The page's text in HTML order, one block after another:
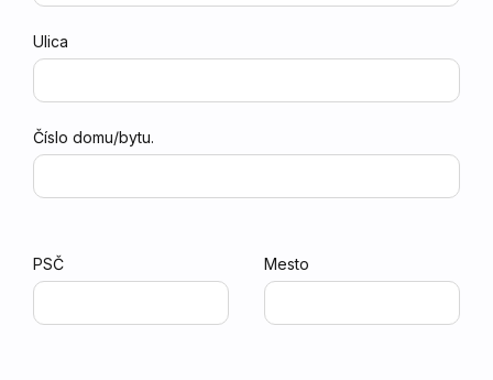
Ulica
Číslo domu/bytu.
PSČ Mesto